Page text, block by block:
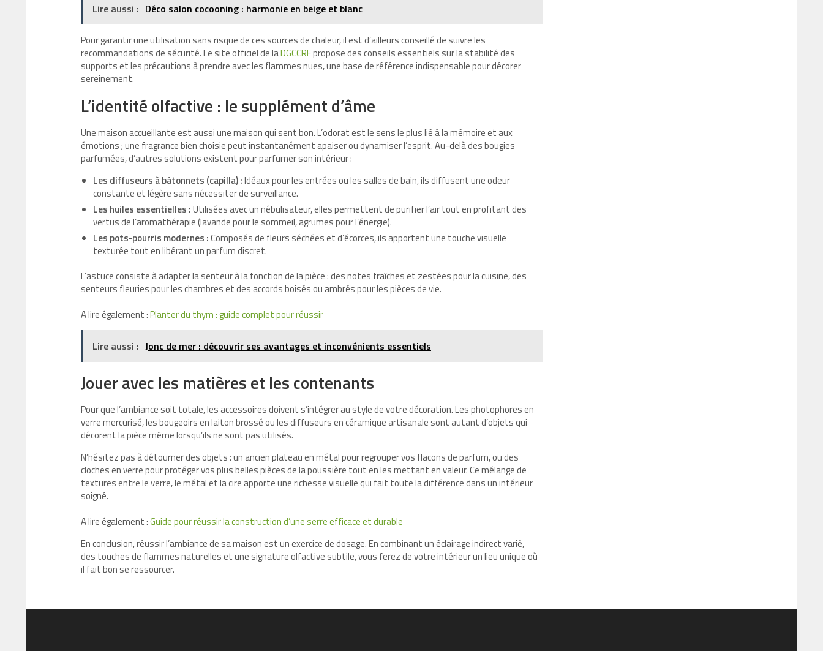
Lire aussi : Déco salon cocooning : harmonie en beige et blanc
Pour garantir une utilisation sans risque de ces sources de chaleur, il est d’ailleurs conseillé de suivre les
recommandations de sécurité. Le site officiel de laDGCCRFpropose des conseils essentiels sur la stabilité des
supports et les précautions à prendre avec les flammes nues, une base de référence indispensable pour décorer
sereinement.
L’identité olfactive : le supplément d’âme
Une maison accueillante est aussi une maison qui sent bon. L’odorat est le sens le plus lié à la mémoire et aux
émotions ; une fragrance bien choisie peut instantanément apaiser ou dynamiser l’esprit. Au-delà des bougies
parfumées, d’autres solutions existent pour parfumer son intérieur :
Les diffuseurs à bâtonnets (capilla) :Idéaux pour les entrées ou les salles de bain, ils diffusent une odeur
constante et légère sans nécessiter de surveillance.
Les huiles essentielles :Utilisées avec un nébulisateur, elles permettent de purifier l’air tout en profitant des
vertus de l’aromathérapie (lavande pour le sommeil, agrumes pour l’énergie).
Les pots-pourris modernes :Composés de fleurs séchées et d’écorces, ils apportent une touche visuelle
texturée tout en libérant un parfum discret.
L’astuce consiste à adapter la senteur à la fonction de la pièce : des notes fraîches et zestées pour la cuisine, des
senteurs fleuries pour les chambres et des accords boisés ou ambrés pour les pièces de vie.
A lire également :Planter du thym : guide complet pour réussir
Lire aussi : Jonc de mer : découvrir ses avantages et inconvénients essentiels
Jouer avec les matières et les contenants
Pour que l’ambiance soit totale, les accessoires doivent s’intégrer au style de votre décoration. Les photophores en
verre mercurisé, les bougeoirs en laiton brossé ou les diffuseurs en céramique artisanale sont autant d’objets qui
décorent la pièce même lorsqu’ils ne sont pas utilisés.
N’hésitez pas à détourner des objets : un ancien plateau en métal pour regrouper vos flacons de parfum, ou des
cloches en verre pour protéger vos plus belles pièces de la poussière tout en les mettant en valeur. Ce mélange de
textures entre le verre, le métal et la cire apporte une richesse visuelle qui fait toute la différence dans un intérieur
soigné.
A lire également :Guide pour réussir la construction d’une serre efficace et durable
En conclusion, réussir l’ambiance de sa maison est un exercice de dosage. En combinant un éclairage indirect varié,
des touches de flammes naturelles et une signature olfactive subtile, vous ferez de votre intérieur un lieu unique où
il fait bon se ressourcer.